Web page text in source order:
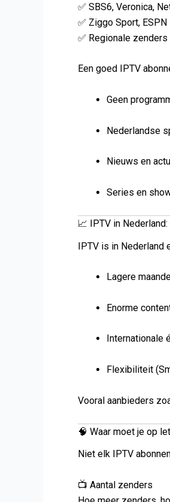
✅ SBS6, Veronica,
✅ Ziggo Sport, ESPN
✅ Regionale zenders
Een goed IPTV
Geen
Nederlandse
Nieuws en
Series en
📈 IPTV in
IPTV is in Nederland
Lagere
Enorme
Internationale
Flexibiliteit
Vooral aanbieders
🧠 Waar moet je op
Niet elk IPTV
📺 Aantal zenders